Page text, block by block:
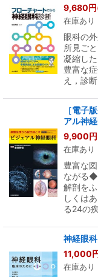
9,680円
在庫あり
眼科の
所見ご
凝縮し
豊富な
え，診
［電子
アル神
9,900円
在庫あり
豊富な
ながる◆
解剖を
しくは
る24の
神経眼
11,000
在庫あり